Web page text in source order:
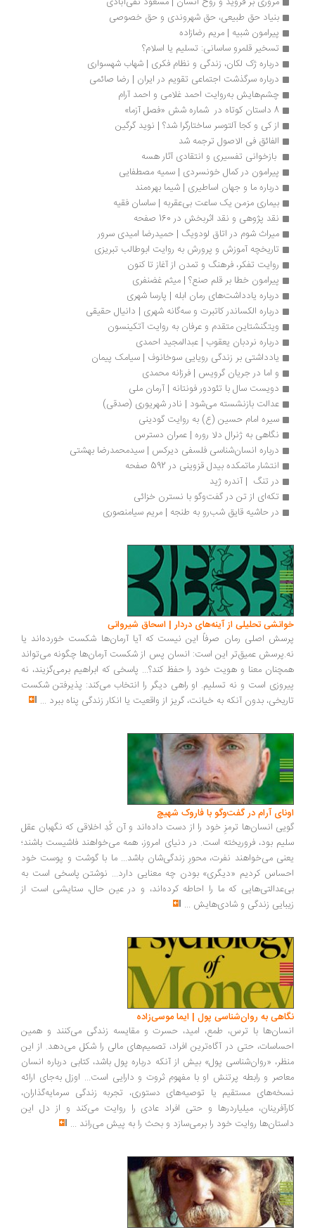
بنیاد حق طبیعی، حق شهروندی و حق خصوصی
پیرامون شبیه | مریم رضازاده
تسخیر قلمرو ساسانی: تسلیم یا اسلام؟
درباره ژک لکان، زندگی و نظام فکری | شهاب شهسواری
درباره سرگذشت اجتماعی تقویم در ایران | رضا صائمی
چشم‌هایش به‌روایت احمد غلامی و احمد آرام
از کی و کجا آلتوسر ساختارگرا شد؟ | نوید گرگین
الفائق فی الاصول ترجمه شد
بازخوانی تفسیری و انتقادی آثار هسه
پیرامون در کمال خونسردی | سمیه مصطفایی
درباره ما و جهان اساطیری | شیما بهره‌مند
بیماری مزمن یک ساعت بی‌عقربه | ساسان فقیه
نقد پژوهی و نقد اثربخش در 160 صفحه
میراث شوم در اتاق لودویگ | حمیدرضا امیدی سرور
تاریخچه آموزش و پرورش به روایت ابوطالب تبریزی
روایت تفکر، فرهنگ و تمدن از آغاز تا کنون
پیرامون خطا بر قلم صنع؟ | میثم غضنفری
درباره یادداشت‌های رمان ابله | پارسا شهری
درباره الکساندر کاتبرت و سه‌گانه‌ شهری | دانیال حقیقی
ویتگنشتاین متقدم و عرفان به روایت آتکینسون
درباره نردبان یعقوب | عبدالمجید احمدی
یادداشتی بر زندگی رویایی سوخانوف | سیامک پیمان
و اما در جریان گرویس | فرزانه محمدی‌
دویست سال با تئودور فونتانه | آرمان ملی
عدالت بازنشسته می‌شود | نادر شهریوری (صدقی)
سیره‌ امام حسین (ع) به روایت گودینی
نگاهی به ژنرال دلا روره | عمران دسترس
درباره انسان‌شناسی فلسفی دیرکس | سیدمحمدرضا بهشتی
انتشار ماتمکده بیدل قزوینی در 592 صفحه
در تنگ  | آندره ژید
تکه‌ای از تن در گفت‌وگو با نسترن خزائی
در حاشیه قایق شب‌رو به طنجه | مریم سیامنصوری
تحلیلی از آینه‌های دردار | اسحاق شیروانی
اصلی رمان صرفاً این نیست که آیا آرمان‌ها شکست خورده‌اند یا
عمیق‌تر این است: انسان پس از شکست آرمان‌ها چگونه می‌تواند
معنا و هویت خود را حفظ کند؟... پاسخی که ابراهیم برمی‌گزیند، نه
است و نه تسلیم. او راهی دیگر را انتخاب می‌کند: پذیرفتن شکست
بدون آنکه به خیانت، گریز از واقعیت یا انکار زندگی پناه ببرد...
آرام در گفت‌وگو با فاروک شهیچ‭
انسان‌ها ترمزِ خود را از دست داده‌اند و آن کُدِ اخلاقی که نگهبان عقل
بود، فروریخته است. در دنیای امروز، همه می‌خواهند فاشیست باشند؛
می‌خواهند نفرت، محورِ زندگی‌شان باشد... ما با گوشت و پوست خود
کردیم «دیگری» بودن چه معنایی دارد... نوشتن پاسخی است به
که ما را احاطه کرده‌اند، و در عین حال، ستایشی است از
زندگی و شادی‌هایش...
به روان‌شناسی پول | ایما موسی‌زاده
با ترس، طمع، امید، حسرت و مقایسه زندگی می‌کنند و همین
حتی در آگاه‌ترین افراد، تصمیم‌های مالی را شکل می‌دهد. از این
«روان‌شناسی پول» بیش از آنکه درباره پول باشد، کتابی درباره انسان
و رابطه پرتنش او با مفهوم ثروت و دارایی است... اوزل به‌جای ارائه
مستقیم یا توصیه‌های دستوری، تجربه زندگی سرمایه‌گذاران،
میلیاردرها و حتی افراد عادی را روایت می‌کند و از دل این
روایت خود را برمی‌سازد و بحث را به پیش می‌راند ...